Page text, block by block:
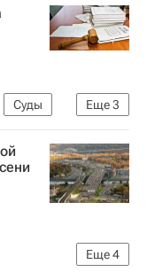
Еще3
Суды
Еще4